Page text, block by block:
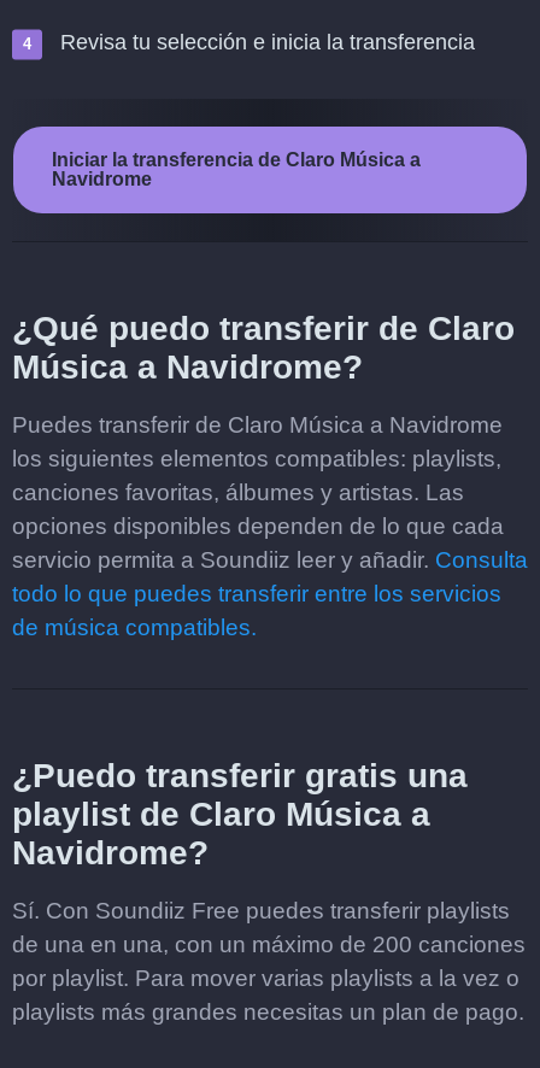
Revisa tu selección e inicia la transferencia
Iniciar la transferencia de Claro Música a
Navidrome
¿Qué puedo transferir de Claro
Música a Navidrome?
Puedes transferir de Claro Música a Navidrome
los siguientes elementos compatibles: playlists,
canciones favoritas, álbumes y artistas. Las
opciones disponibles dependen de lo que cada
servicio permita a Soundiiz leer y añadir. Consulta
todo lo que puedes transferir entre los servicios
de música compatibles.
¿Puedo transferir gratis una
playlist de Claro Música a
Navidrome?
Sí. Con Soundiiz Free puedes transferir playlists
de una en una, con un máximo de 200 canciones
por playlist. Para mover varias playlists a la vez o
playlists más grandes necesitas un plan de pago.